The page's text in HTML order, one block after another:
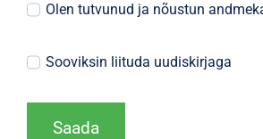
Olen tutvunud ja nõustun
Sooviksin liituda uudiskirjaga
Saada